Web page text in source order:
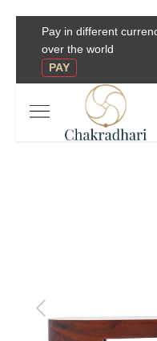
Pay in different
over the world
PAY
Previous